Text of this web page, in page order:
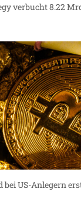
verbucht 8.22
bei US-Anlegern